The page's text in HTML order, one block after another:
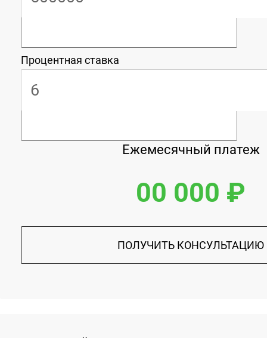
Процентная ставка
Ежемесячный платеж
00 000 ₽
ПОЛУЧИТЬ КОНСУЛЬТАЦИЮ